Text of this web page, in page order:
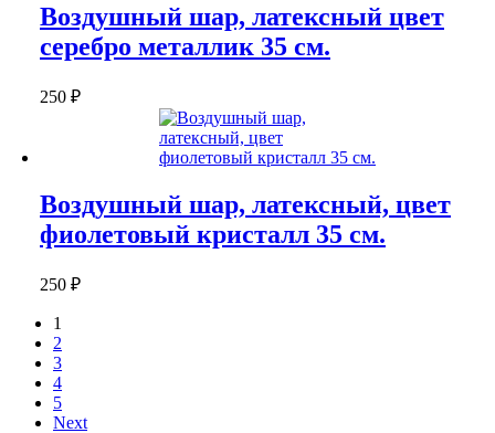
Воздушный шар, латексный цвет
серебро металлик 35 см.
250 ₽
Воздушный шар, латексный, цвет
фиолетовый кристалл 35 см.
250 ₽
1
2
3
4
5
Next